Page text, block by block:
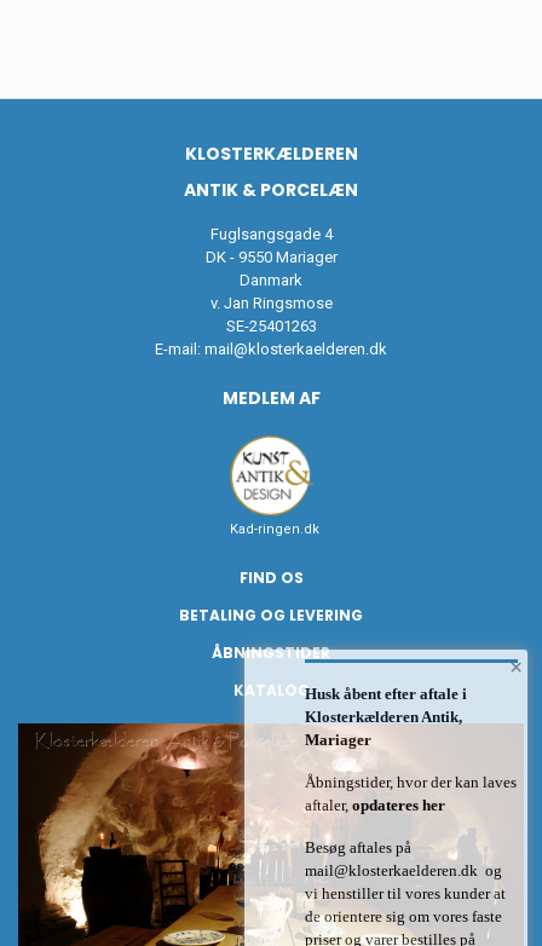
KLOSTERKÆLDEREN
ANTIK & PORCELÆN
Fuglsangsgade 4
DK - 9550 Mariager
Danmark
v. Jan Ringsmose
SE-25401263
E-mail: mail@klosterkaelderen.dk
MEDLEM AF
Kad-ringen.dk
FIND OS
BETALING OG LEVERING
ÅBNINGSTIDER
KATALOG
×
Husk åbent efter aftale i
Klosterkælderen Antik,
Mariager
Åbningstider, hvor der kan laves
aftaler, opdateres her
Besøg aftales på
mail@klosterkaelderen.dk og
vi henstiller til vores kunder at
de orientere sig om vores faste
priser og varer bestilles på